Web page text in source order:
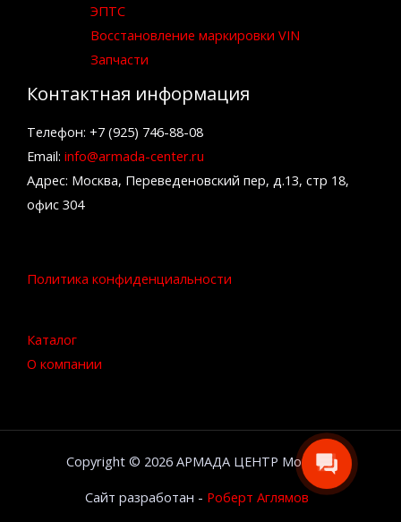
ЭПТС
Восстановление маркировки VIN
Запчасти
Контактная информация
Телефон: +7 (925) 746-88-08
Email: info@armada-center.ru
Адрес: Москва, Переведеновский пер, д.13, стр 18,
офис 304
Политика конфиденциальности
Каталог
О компании
Copyright © 2026 АРМАДА ЦЕНТР Москва
Сайт разработан - Роберт Аглямов